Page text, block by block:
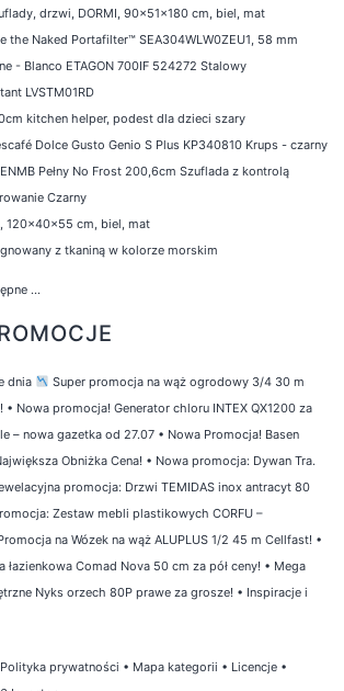
drzwi, DORMI, 90x51x180 cm, biel, mat
the Naked Portafilter™ SEA304WLW0ZEU1, 58 mm
- Blanco ETAGON 700IF 524272 Stalowy
LVSTM01RD
kitchen helper, podest dla dzieci szary
Dolce Gusto Genio S Plus KP340810 Krups - czarny
Pełny No Frost 200,6cm Szuflada z kontrolą
Czarny
120x40x55 cm, biel, mat
z tkaniną w kolorze morskim
...
dnia
Super promocja na wąż ogrodowy 3/4 30 m
• Nowa promocja! Generator chloru INTEX QX1200 za
– nowa gazetka od 27.07 • Nowa Promocja! Basen
Obniżka Cena! • Nowa promocja: Dywan Tra.
promocja: Drzwi TEMIDAS inox antracyt 80
Zestaw mebli plastikowych CORFU –
na Wózek na wąż ALUPLUS 1/2 45 m Cellfast! •
łazienkowa Comad Nova 50 cm za pół ceny! • Mega
Nyks orzech 80P prawe za grosze! • Inspiracje i
Polityka prywatności • Mapa kategorii • Licencje •